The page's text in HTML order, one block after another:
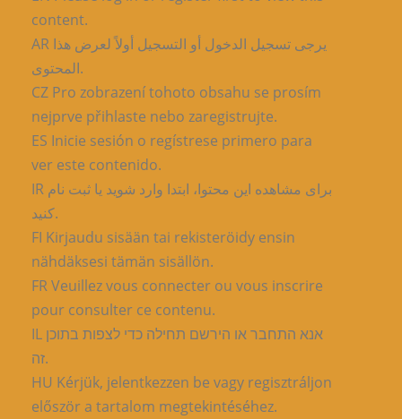
content.
AR يرجى تسجيل الدخول أو التسجيل أولاً لعرض هذا
المحتوى.
CZ Pro zobrazení tohoto obsahu se prosím
nejprve přihlaste nebo zaregistrujte.
ES Inicie sesión o regístrese primero para
ver este contenido.
IR برای مشاهده این محتوا، ابتدا وارد شوید یا ثبت نام
کنید.
FI Kirjaudu sisään tai rekisteröidy ensin
nähdäksesi tämän sisällön.
FR Veuillez vous connecter ou vous inscrire
pour consulter ce contenu.
IL אנא התחבר או הירשם תחילה כדי לצפות בתוכן
זה.
HU Kérjük, jelentkezzen be vagy regisztráljon
először a tartalom megtekintéséhez.